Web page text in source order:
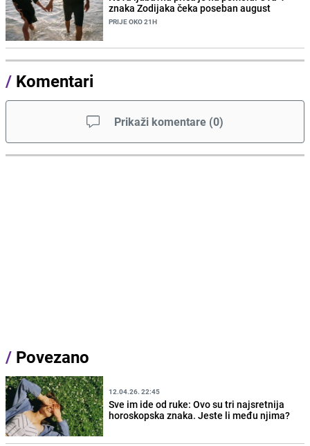
znaka Zodijaka čeka poseban august
PRIJE OKO 21H
/ Komentari
Prikaži komentare (0)
/ Povezano
12.04.26. 22:45
Sve im ide od ruke: Ovo su tri najsretnija
horoskopska znaka. Jeste li među njima?